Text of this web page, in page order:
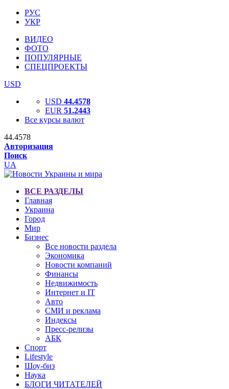
РУС
УКР
ВИДЕО
ФОТО
ПОПУЛЯРНЫЕ
СПЕЦПРОЕКТЫ
USD
USD 44.4578
EUR 51.2443
Все курсы валют
44.4578
Авторизация
Поиск
UA
ВСЕ РАЗДЕЛЫ
Главная
Украина
Город
Мир
Бизнес
Все новости раздела
Экономика
Новости компаний
Финансы
Недвижимость
Интернет и IT
Авто
СМИ и реклама
Индексы
Пресс-релизы
АБК
Спорт
Lifestyle
Шоу-биз
Наука
БЛОГИ ЧИТАТЕЛЕЙ